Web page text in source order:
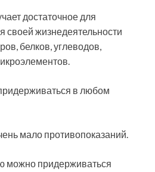
достаточное для
своей жизнедеятельности
белков, углеводов,
в любом
мало противопоказаний.
можно придерживаться